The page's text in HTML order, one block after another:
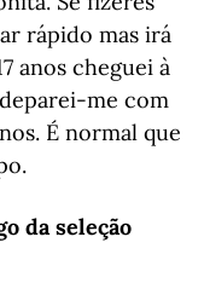
rápido mas irá
anos cheguei à
me com
É normal que
da seleção